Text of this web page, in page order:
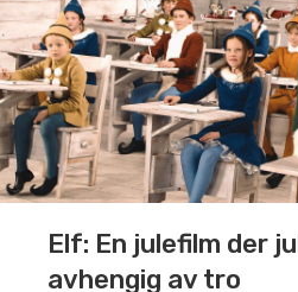
Elf: En julefilm der
avhengig av tro